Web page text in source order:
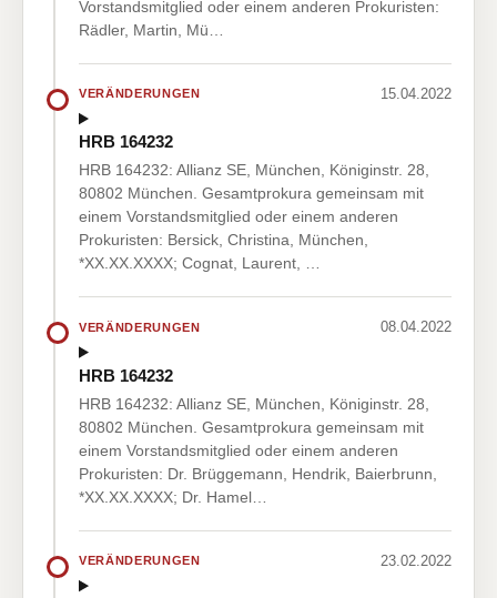
Vorstandsmitglied oder einem anderen Prokuristen:
Rädler, Martin, Mü…
VERÄNDERUNGEN 15.04.2022
HRB 164232
HRB 164232: Allianz SE, München, Königinstr. 28,
80802 München. Gesamtprokura gemeinsam mit
einem Vorstandsmitglied oder einem anderen
Prokuristen: Bersick, Christina, München,
*XX.XX.XXXX; Cognat, Laurent, …
VERÄNDERUNGEN 08.04.2022
HRB 164232
HRB 164232: Allianz SE, München, Königinstr. 28,
80802 München. Gesamtprokura gemeinsam mit
einem Vorstandsmitglied oder einem anderen
Prokuristen: Dr. Brüggemann, Hendrik, Baierbrunn,
*XX.XX.XXXX; Dr. Hamel…
VERÄNDERUNGEN 23.02.2022